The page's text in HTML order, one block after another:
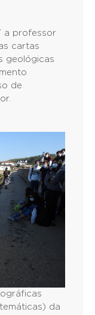
a professor
cartas
geológicas
de
da